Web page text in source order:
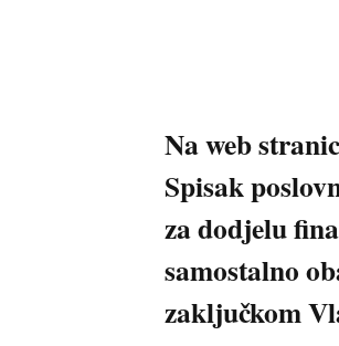
Na web
Spisak
za dodjelu
samostalno
zaključkom